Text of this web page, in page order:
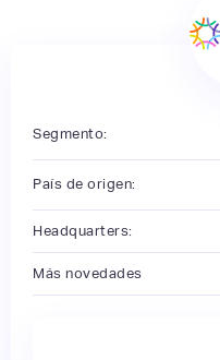
Segmento:
País de origen:
Headquarters:
Más novedades